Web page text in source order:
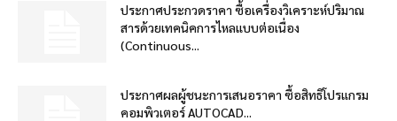
ประกาศประกวดราคา ซื้อเครื่องวิเคราะห์ปริมาณ
สารด้วยเทคนิคการไหลแบบต่อเนื่อง
(Continuous...
ประกาศผลผู้ชนะการเสนอราคา ซื้อสิทธิโปรแกรม
คอมพิวเตอร์ AUTOCAD...